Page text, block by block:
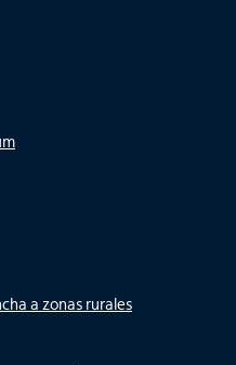
a zonas rurales